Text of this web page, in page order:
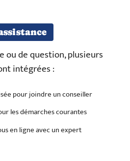
ou de question, plusieurs
intégrées :
pour joindre un conseiller
les démarches courantes
en ligne avec un expert